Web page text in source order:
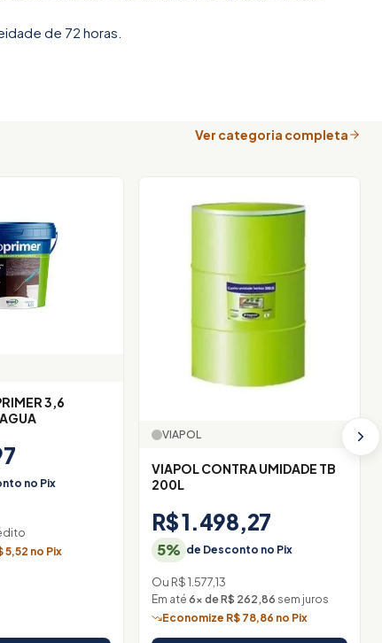
de 72 horas.
Ver categoria completa
3,6
no Pix
5,52 no Pix
VIAPOL
VIAPOL CONTRA UMIDADE TB
200L
R$ 1.498,27
5% de Desconto no Pix
Ou R$ 1.577,13
Em até 6× de R$ 262,86 sem juros
Economize R$ 78,86 no Pix